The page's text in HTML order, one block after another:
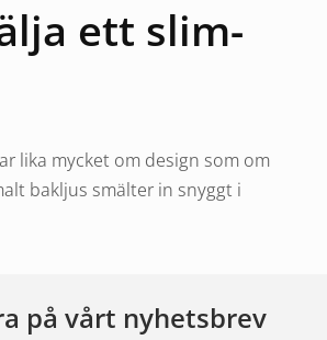
ett slim-
lika mycket om design som om
bakljus smälter in snyggt i
släp och lastbilar. Höjden på 20 till
på vårt nyhetsbrev